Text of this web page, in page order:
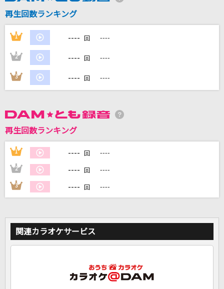
ただ…逢いたくて
EXILE
DAMの新曲・ランキングなど
DAMに会員登録・ログインして
カラオケをもっと楽しもう！
再生回数ランキング
1 ---- 回 ----
2 ---- 回 ----
3 ---- 回 ----
再生回数ランキング
1 ---- 回 ----
2 ---- 回 ----
3 ---- 回 ----
関連カラオケサービス